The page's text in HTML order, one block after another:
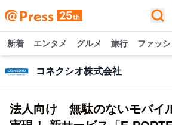
新着 エンタメ グルメ 旅行 ファッ
コネクシオ株式会社
法人向け 無駄のないモバイ